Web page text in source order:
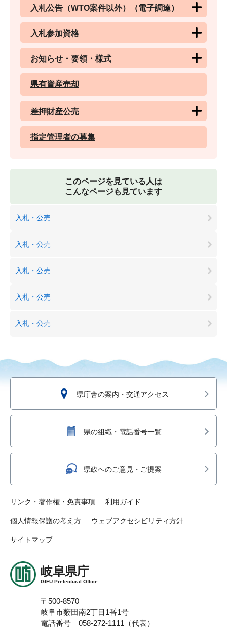
入札公告（WTO案件以外）（電子調達）
入札参加資格
お知らせ・要領・様式
県有資産売却
差押財産公売
指定管理者の募集
このページを見ている人は
こんなページも見ています
入札・公売
入札・公売
入札・公売
入札・公売
入札・公売
県庁舎の案内・交通アクセス
県の組織・電話番号一覧
県政へのご意見・ご提案
リンク・著作権・免責事項 利用ガイド
個人情報保護の考え方 ウェブアクセシビリティ方針
サイトマップ
岐阜県庁
GIFU Prefectural Office
〒500-8570
岐阜市薮田南2丁目1番1号
電話番号 058-272-1111（代表）